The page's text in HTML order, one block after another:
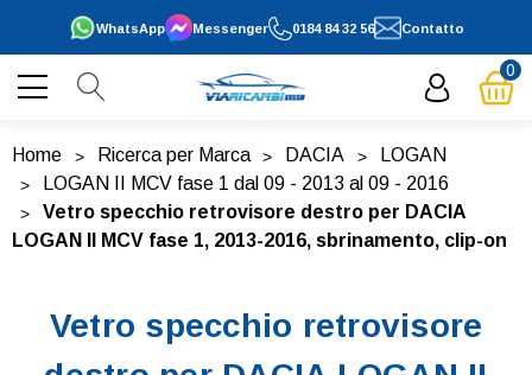
0184 84 32 56
WhatsApp Contatto
Messenger
0
Home Ricerca per Marca DACIA
LOGAN
LOGAN II MCV fase 1 dal 09 - 2013 al 09 - 2016
Vetro specchio retrovisore destro per DACIA
LOGAN II MCV fase 1, 2013-2016, sbrinamento, clip-on
Vetro specchio retrovisore